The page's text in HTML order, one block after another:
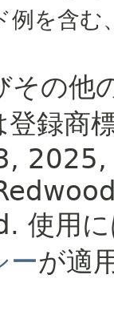
例を含
その
録商
2025,
使用
ーが適